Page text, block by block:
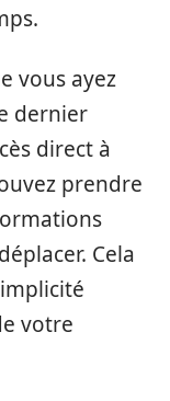
vous ayez
dernier
direct à
prendre
Cela
votre